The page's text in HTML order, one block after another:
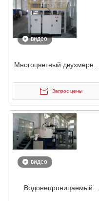
видео
Многоцветный двухмерный
смеситель для склеивания
Запрос цены
видео
Водонепроницаемый